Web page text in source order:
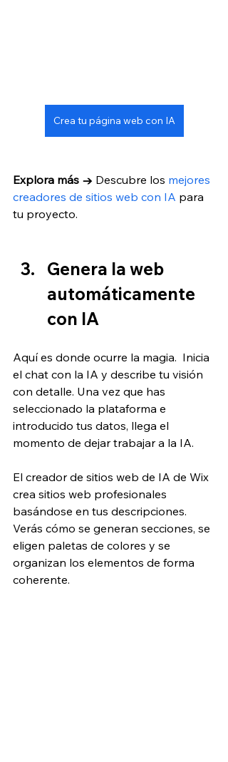
Crea tu página web con IA
Explora más → Descubre los mejores
creadores de sitios web con IA para
tu proyecto.
Genera la web
automáticamente
con IA
Aquí es donde ocurre la magia.  Inicia
el chat con la IA y describe tu visión
con detalle. Una vez que has
seleccionado la plataforma e
introducido tus datos, llega el
momento de dejar trabajar a la IA.
El creador de sitios web de IA de Wix
crea sitios web profesionales
basándose en tus descripciones.
Verás cómo se generan secciones, se
eligen paletas de colores y se
organizan los elementos de forma
coherente.